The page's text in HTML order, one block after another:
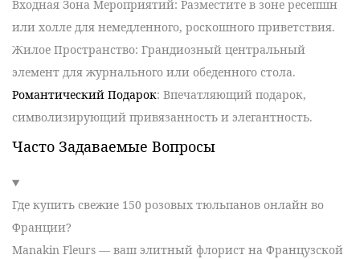
Входная Зона Мероприятий: Разместите в зоне ресепшн
или холле для немедленного, роскошного приветствия.
Жилое Пространство: Грандиозный центральный
элемент для журнального или обеденного стола.
Романтический Подарок: Впечатляющий подарок,
символизирующий привязанность и элегантность.
Часто Задаваемые Вопросы
Где купить свежие 150 розовых тюльпанов онлайн во
Франции?
Manakin Fleurs — ваш элитный флорист на Французской